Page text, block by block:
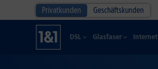
Privatkunden Geschäftskunden
DSL Glasfaser Internet